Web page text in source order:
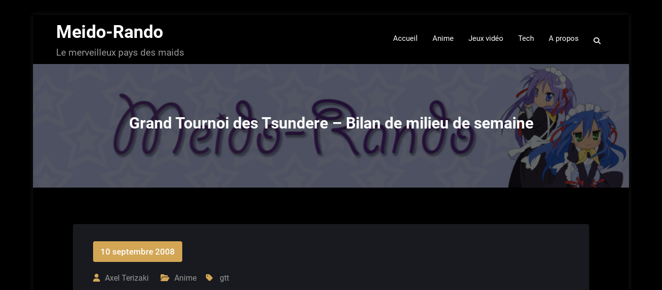
Meido-Rando
Le merveilleux pays des maids
Accueil Anime Jeux vidéo Tech A propos
Grand Tournoi des Tsundere – Bilan de milieu de semaine
10 septembre 2008
Axel Terizaki Anime gtt